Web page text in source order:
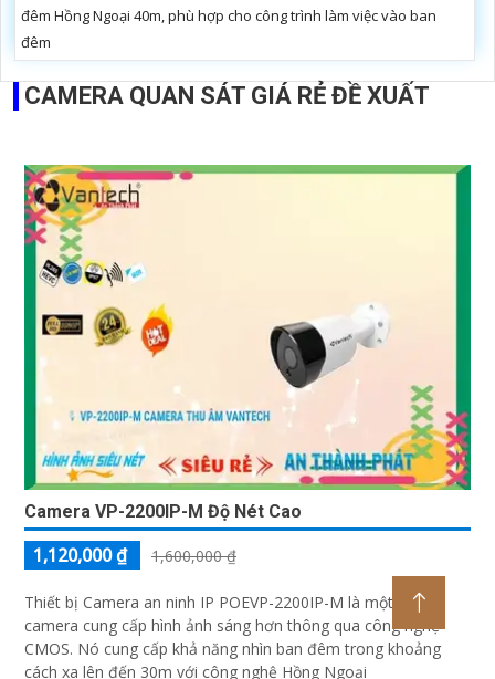
đêm Hồng Ngoại 40m, phù hợp cho công trình làm việc vào ban
đêm
CAMERA QUAN SÁT GIÁ RẺ ĐỀ XUẤT
Camera VP-2200IP-M Độ Nét Cao
1,120,000 ₫ 1,600,000 ₫
Thiết bị Camera an ninh IP POEVP-2200IP-M là một loại
camera cung cấp hình ảnh sáng hơn thông qua công nghệ
CMOS. Nó cung cấp khả năng nhìn ban đêm trong khoảng
cách xa lên đến 30m với công nghệ Hồng Ngoại